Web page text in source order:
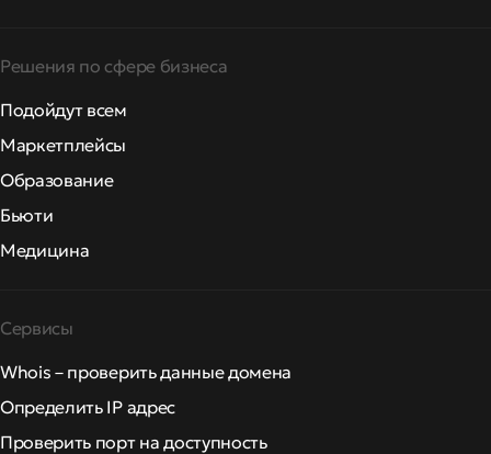
Решения по сфере бизнеса
Подойдут всем
Маркетплейсы
Образование
Бьюти
Медицина
Сервисы
Whois – проверить данные домена
Определить IP адрес
Проверить порт на доступность